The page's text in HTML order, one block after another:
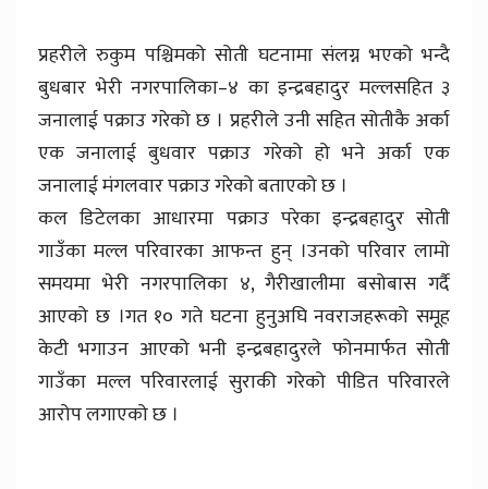
प्रहरीले रुकुम पश्चिमको सोती घटनामा संलग्न भएको भन्दै
बुधबार भेरी नगरपालिका–४ का इन्द्रबहादुर मल्लसहित ३
जनालाई पक्राउ गरेको छ । प्रहरीले उनी सहित सोतीकै अर्का
एक जनालाई बुधवार पक्राउ गरेको हो भने अर्का एक
जनालाई मंगलवार पक्राउ गरेको बताएको छ ।
कल डिटेलका आधारमा पक्राउ परेका इन्द्रबहादुर सोती
गाउँका मल्ल परिवारका आफन्त हुन् ।उनको परिवार लामो
समयमा भेरी नगरपालिका ४, गैरीखालीमा बसोबास गर्दै
आएको छ ।गत १० गते घटना हुनुअघि नवराजहरूको समूह
केटी भगाउन आएको भनी इन्द्रबहादुरले फोनमार्फत सोती
गाउँका मल्ल परिवारलाई सुराकी गरेको पीडित परिवारले
आरोप लगाएको छ ।